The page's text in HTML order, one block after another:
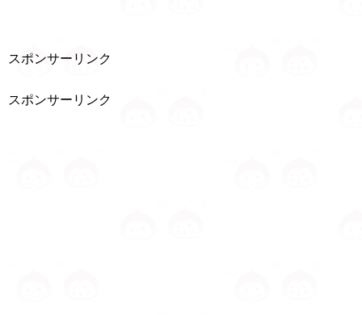
スポンサーリンク
スポンサーリンク